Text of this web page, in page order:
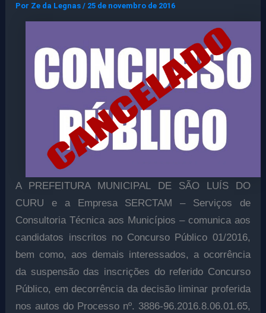
Por Ze da Legnas/ 25 de novembro de 2016
A PREFEITURA MUNICIPAL DE SÃO LUÍS DO
CURU e a Empresa SERCTAM – Serviços de
Consultoria Técnica aos Municípios – comunica aos
candidatos inscritos no Concurso Público 01/2016,
bem como, aos demais interessados, a ocorrência
da suspensão das inscrições do referido Concurso
Público, em decorrência da decisão liminar proferida
nos autos do Processo nº. 3886-96.2016.8.06.01.65,